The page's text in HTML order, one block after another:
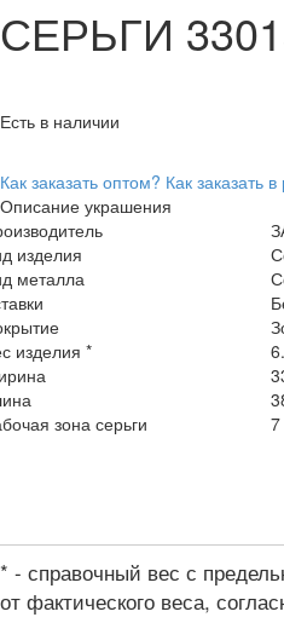
СЕРЬГИ
Есть в наличии
Как заказать оптом? Как заказать
Описание украшения
изделия
металла
изделия *
зона серьги
* - справочный вес с
от фактического веса,